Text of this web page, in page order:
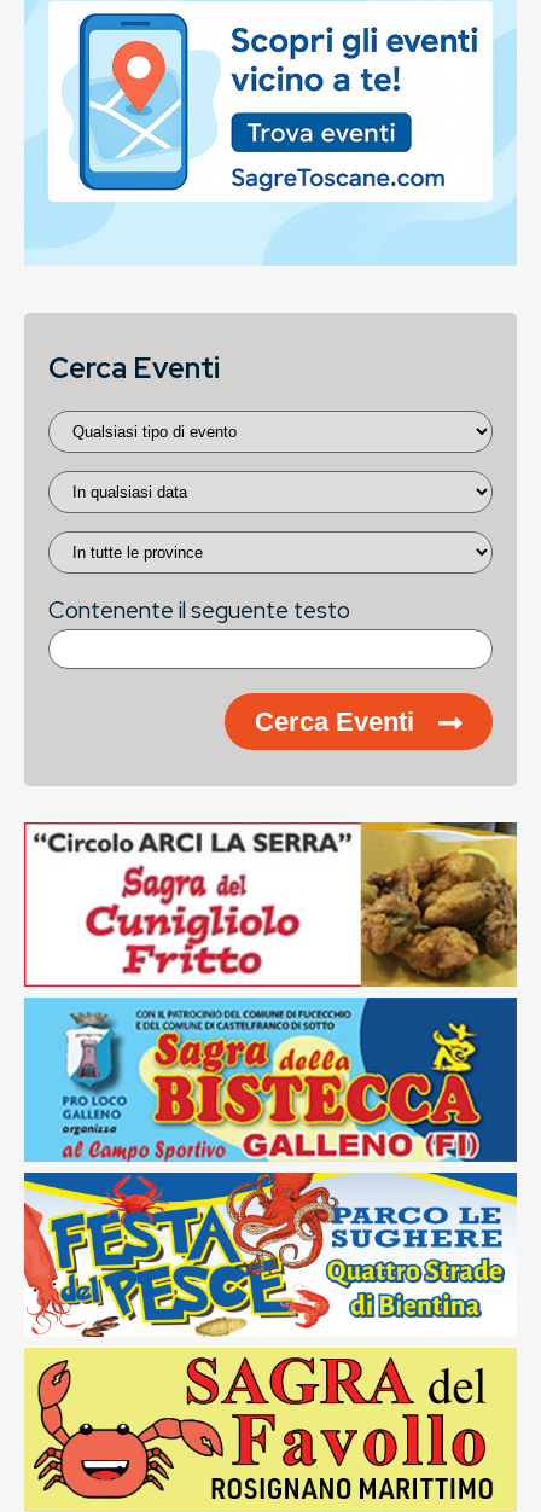
Cerca Eventi
Contenente il seguente testo
Cerca Eventi